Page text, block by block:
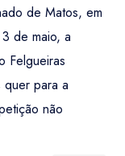
de Matos, em
de maio, a
Felgueiras
para a
não